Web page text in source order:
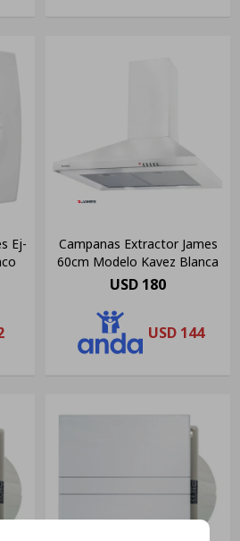
Ej-
Campanas Extractor James
60cm Modelo Kavez Blanca
USD 180
USD 144